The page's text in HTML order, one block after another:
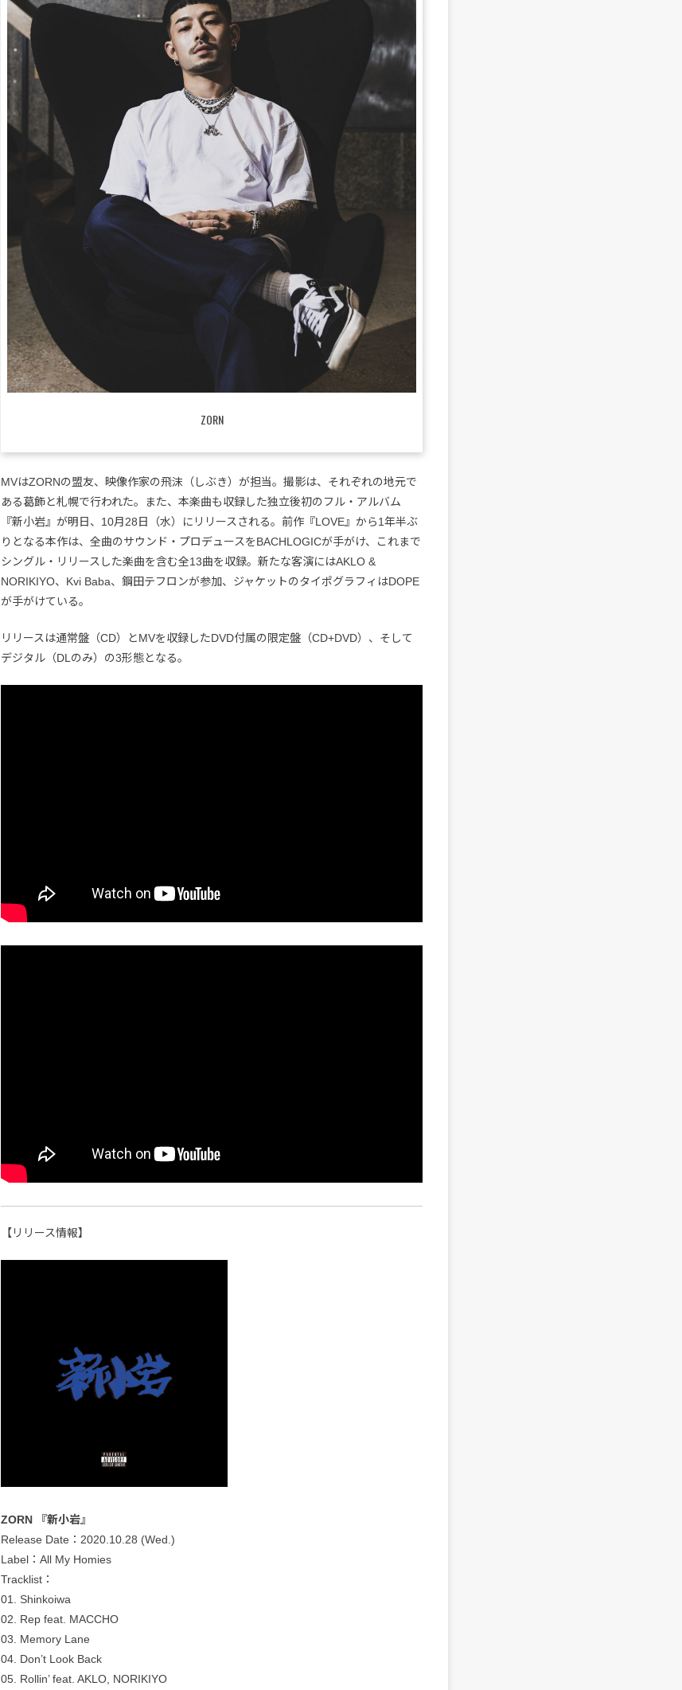
ZORN
MVはZORNの盟友、映像作家の飛沫（しぶき）が担当。撮影は、それぞれの地元で
ある葛飾と札幌で行われた。また、本楽曲も収録した独立後初のフル・アルバム
『新小岩』が明日、10月28日（水）にリリースされる。前作『LOVE』から1年半ぶ
りとなる本作は、全曲のサウンド・プロデュースをBACHLOGICが手がけ、これまで
シングル・リリースした楽曲を含む全13曲を収録。新たな客演にはAKLO &
NORIKIYO、Kvi Baba、鋼田テフロンが参加、ジャケットのタイポグラフィはDOPE
が手がけている。
リリースは通常盤（CD）とMVを収録したDVD付属の限定盤（CD+DVD）、そして
デジタル（DLのみ）の3形態となる。
【リリース情報】
ZORN 『新小岩』
Release Date：2020.10.28 (Wed.)
Label：All My Homies
Tracklist：
01. Shinkoiwa
02. Rep feat. MACCHO
03. Memory Lane
04. Don’t Look Back
05. Rollin’ feat. AKLO, NORIKIYO